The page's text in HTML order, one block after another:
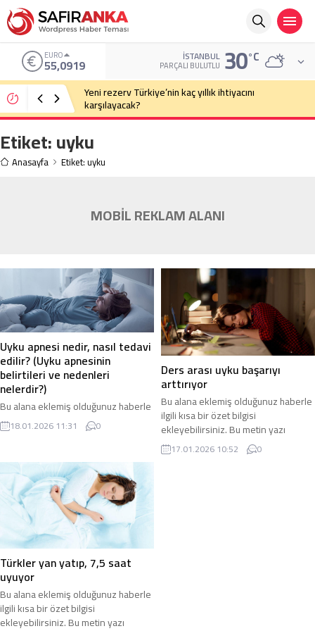
EURO
55,0919 İSTANBUL
PARÇALI BULUTLU 30°C
Yeni rezerv Türkiye’nin kaç yıllık ihtiyacını
karşılayacak?
Etiket:uyku
Anasayfa Etiket: uyku
MOBİL REKLAM ALANI
Uyku apnesi nedir, nasıl tedavi
edilir? (Uyku apnesinin
belirtileri ve nedenleri
nelerdir?)
Bu alana eklemiş olduğunuz haberle
ilgili kısa bir özet bilgisi
ekleyebilirsiniz. Bu metin yazı
bölümünden eklenebilir. Özet
eklenmişse başlık altında kalın
olarak bu şekilde gösterilir,
eklenmemişse bu alan boş kalır.
18.01.2026 11:31 0
Ders arası uyku başarıyı
arttırıyor
Bu alana eklemiş olduğunuz haberle
ilgili kısa bir özet bilgisi
ekleyebilirsiniz. Bu metin yazı
düzenleme sayfasında “Özet”
bölümünden eklenebilir. Özet
17.01.2026 10:52 0
Türkler yan yatıp, 7,5 saat
uyuyor
Bu alana eklemiş olduğunuz haberle
ilgili kısa bir özet bilgisi
ekleyebilirsiniz. Bu metin yazı